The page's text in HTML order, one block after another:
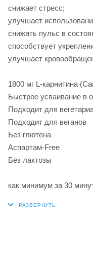
снижает стресс;
улучшает
снижать пульс в
способствует
улучшает
1800 мг L-карнитина
Быстрое усваивание в
Подходит для
Подходит для веганов
Без глютена
Аспартам-Free
Без лактозы
как минимум за 30